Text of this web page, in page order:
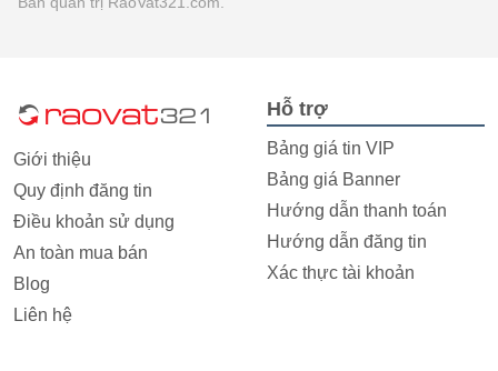
Giới thiệu
Quy định đăng tin
Điều khoản sử dụng
An toàn mua bán
Blog
Liên hệ
Hỗ trợ
Bảng giá tin VIP
Bảng giá Banner
Hướng dẫn thanh toán
Hướng dẫn đăng tin
Xác thực tài khoản